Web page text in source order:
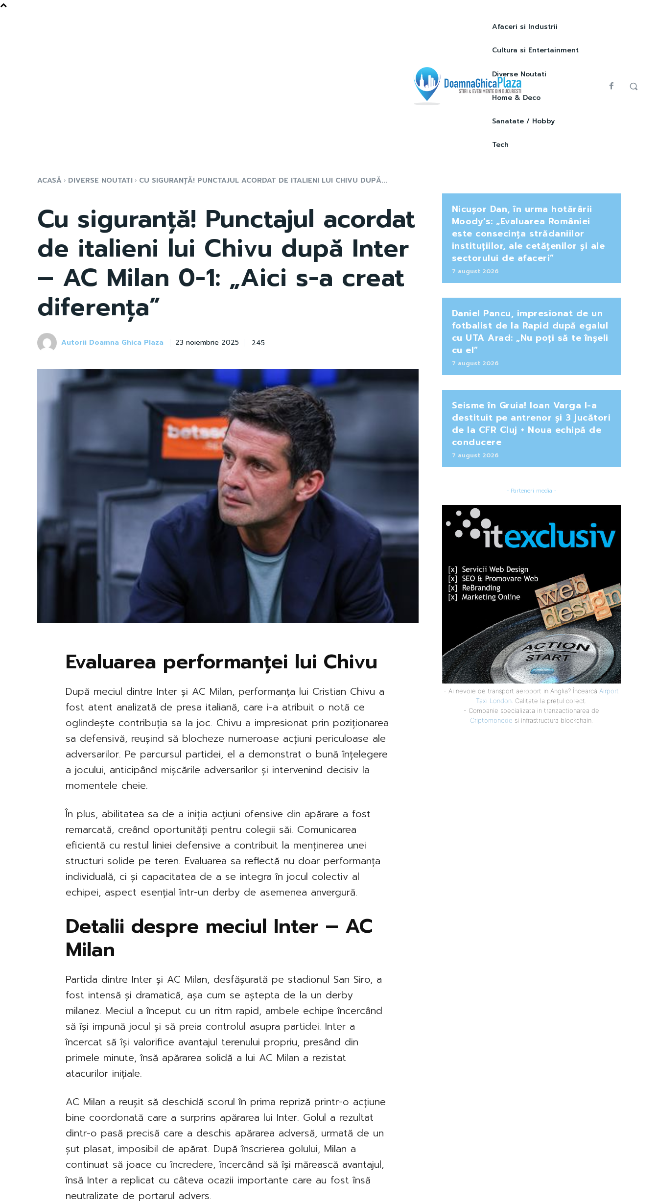
Afaceri si Industrii
Cultura si Entertainment
Diverse Noutati
Home & Deco
Sanatate / Hobby
Tech
ACASĂ DIVERSE NOUTATI CU SIGURANȚĂ! PUNCTAJUL ACORDAT DE ITALIENI LUI CHIVU DUPĂ...
Cu siguranță! Punctajul acordat
de italieni lui Chivu după Inter
– AC Milan 0-1: „Aici s-a creat
diferența”
Autorii Doamna Ghica Plaza 23 noiembrie 2025 245
Evaluarea performanței lui Chivu
După meciul dintre Inter și AC Milan, performanța lui Cristian Chivu a
fost atent analizată de presa italiană, care i-a atribuit o notă ce
oglindește contribuția sa la joc. Chivu a impresionat prin poziționarea
sa defensivă, reușind să blocheze numeroase acțiuni periculoase ale
adversarilor. Pe parcursul partidei, el a demonstrat o bună înțelegere
a jocului, anticipând mișcările adversarilor și intervenind decisiv la
momentele cheie.
În plus, abilitatea sa de a iniția acțiuni ofensive din apărare a fost
remarcată, creând oportunități pentru colegii săi. Comunicarea
eficientă cu restul liniei defensive a contribuit la menținerea unei
structuri solide pe teren. Evaluarea sa reflectă nu doar performanța
individuală, ci și capacitatea de a se integra în jocul colectiv al
echipei, aspect esențial într-un derby de asemenea anvergură.
Detalii despre meciul Inter – AC
Milan
Partida dintre Inter și AC Milan, desfășurată pe stadionul San Siro, a
fost intensă și dramatică, așa cum se aștepta de la un derby
milanez. Meciul a început cu un ritm rapid, ambele echipe încercând
să își impună jocul și să preia controlul asupra partidei. Inter a
încercat să își valorifice avantajul terenului propriu, presând din
primele minute, însă apărarea solidă a lui AC Milan a rezistat
atacurilor inițiale.
AC Milan a reușit să deschidă scorul în prima repriză printr-o acțiune
bine coordonată care a surprins apărarea lui Inter. Golul a rezultat
dintr-o pasă precisă care a deschis apărarea adversă, urmată de un
șut plasat, imposibil de apărat. După înscrierea golului, Milan a
continuat să joace cu încredere, încercând să își mărească avantajul,
însă Inter a replicat cu câteva ocazii importante care au fost însă
neutralizate de portarul advers.
Nicușor Dan, în urma hotărârii
Moody’s: „Evaluarea României
este consecința strădaniilor
instituțiilor, ale cetățenilor și ale
sectorului de afaceri”
7 august 2026
Daniel Pancu, impresionat de un
fotbalist de la Rapid după egalul
cu UTA Arad: „Nu poți să te înșeli
cu el”
7 august 2026
Seisme în Gruia! Ioan Varga l-a
destituit pe antrenor și 3 jucători
de la CFR Cluj + Noua echipă de
conducere
7 august 2026
- Parteneri media -
- Ai nevoie de transport aeroport in Anglia? Încearcă Airport
Taxi London . Calitate la prețul corect.
- Companie specializata in tranzactionarea de
Criptomonede si infrastructura blockchain.